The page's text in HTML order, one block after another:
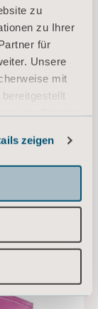
zu
zu Ihrer
für
Unsere
mit
zeigen